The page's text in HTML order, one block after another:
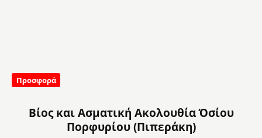
Προσφορά
Βίος και Ασματική Ακολουθία Όσίου
Πορφυρίου (Πιπεράκη)